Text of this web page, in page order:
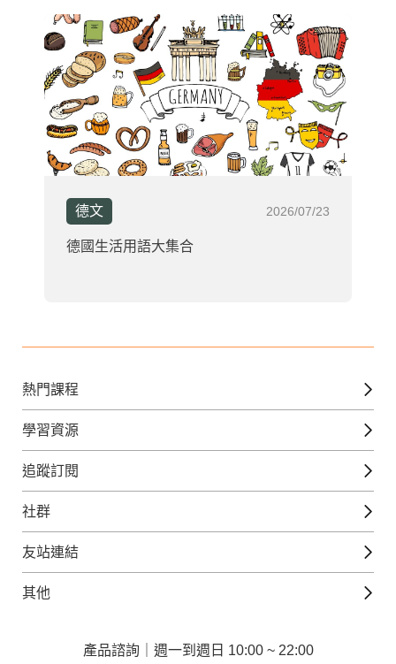
德文 2026/07/23
德國生活用語大集合
熱門課程
英文課程
日語課程
韓語課程
法文課程
兒童日語課程
學習資源
免費線上檢定
外語補給站
美日語數位學院
追蹤訂閱
Gjun-就醬學外語
官方Youtube
社群
英語觀光城
日語觀光城
友站連結
iWorld JR
電腦直播教學
其他
產品諮詢｜週一到週日 10:00 ~ 22:00